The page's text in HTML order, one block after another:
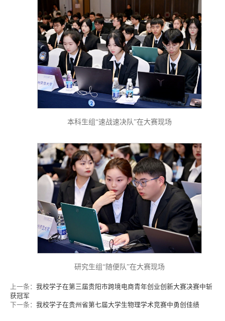
本科生组“速战速决队”在大赛现场
研究生组“随便队”在大赛现场
上一条： 我校学子在第三届贵阳市跨境电商青年创业创新大赛决赛中斩
获冠军
下一条： 我校学子在贵州省第七届大学生物理学术竞赛中勇创佳绩